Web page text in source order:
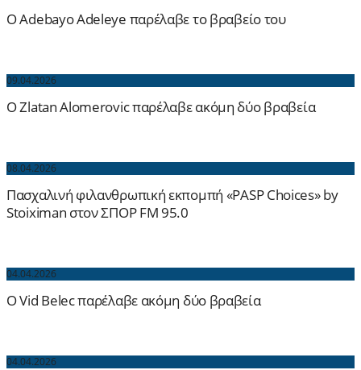
Ο Adebayo Adeleye παρέλαβε το βραβείο του
09.04.2026
O Zlatan Alomerovic παρέλαβε ακόμη δύο βραβεία
08.04.2026
Πασχαλινή φιλανθρωπική εκπομπή «PASP Choices» by
Stoiximan στον ΣΠΟΡ FM 95.0
04.04.2026
O Vid Belec παρέλαβε ακόμη δύο βραβεία
04.04.2026